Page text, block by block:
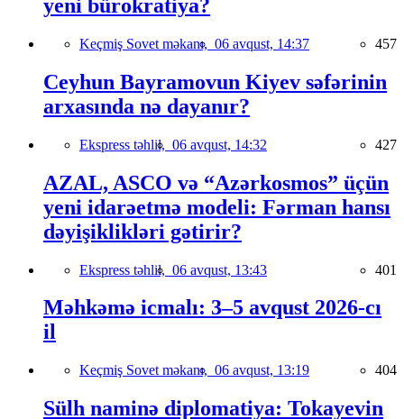
yeni bürokratiya?
Keçmiş Sovet məkanı, 06 avqust, 14:37 457
Ceyhun Bayramovun Kiyev səfərinin
arxasında nə dayanır?
Ekspress təhlil, 06 avqust, 14:32 427
AZAL, ASCO və “Azərkosmos” üçün
yeni idarəetmə modeli: Fərman hansı
dəyişiklikləri gətirir?
Ekspress təhlil, 06 avqust, 13:43 401
Məhkəmə icmalı: 3–5 avqust 2026-cı
il
Keçmiş Sovet məkanı, 06 avqust, 13:19 404
Sülh naminə diplomatiya: Tokayevin